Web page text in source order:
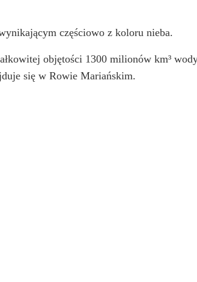
częściowo z koloru nieba.
objętości 1300 milionów km³
się w Rowie Mariańskim.